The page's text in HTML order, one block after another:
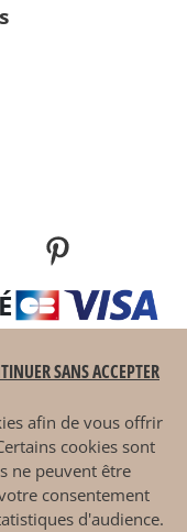
afin de vous offrir
cookies sont
ne peuvent être
consentement
d'audience.
SANS ACCEPTER